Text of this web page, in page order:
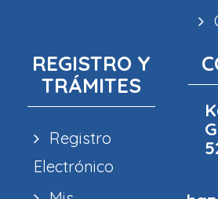
REGISTRO Y
TRÁMITES
Registro
Electrónico